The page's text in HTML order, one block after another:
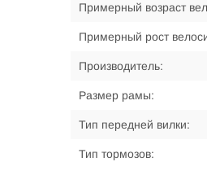
Примерный возраст
Примерный рост
Производитель:
Размер рамы:
Тип передней вилки:
Тип тормозов: